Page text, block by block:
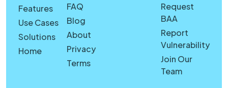
Features
Use Cases
Solutions
Home
FAQ
Blog
About
Privacy
Terms
Request
BAA
Report
Vulnerability
Join Our
Team